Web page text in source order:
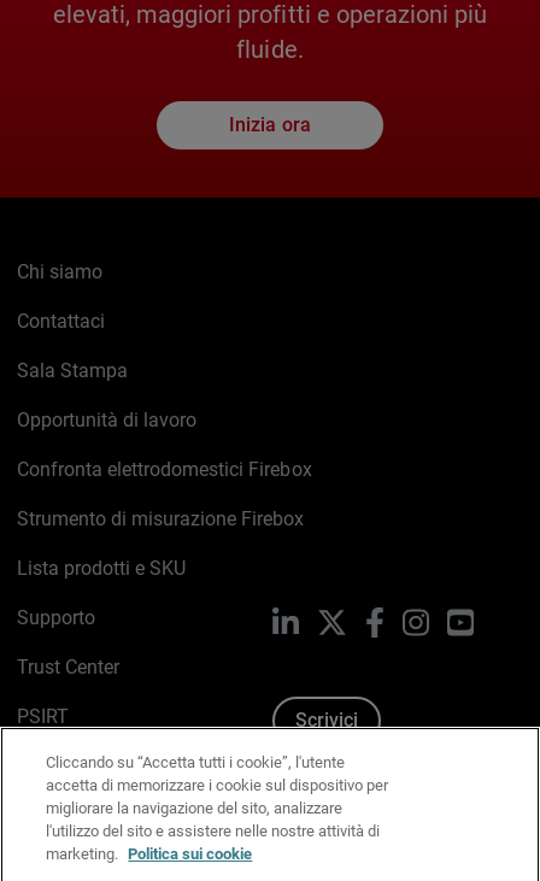
elevati, maggiori profitti e operazioni più
fluide.
Inizia ora
Chi siamo
Contattaci
Sala Stampa
Opportunità di lavoro
Confronta elettrodomestici Firebox
Strumento di misurazione Firebox
Lista prodotti e SKU
Supporto
Trust Center
PSIRT
Politica sui cookie
Informativa sulla privacy
Kit Media & Brand
LinkedIn FacebookInstagram
Scrivici
Cliccando su “Accetta tutti i cookie”, l'utente
accetta di memorizzare i cookie sul dispositivo per
migliorare la navigazione del sito, analizzare
l'utilizzo del sito e assistere nelle nostre attività di
marketing. Politica sui cookie